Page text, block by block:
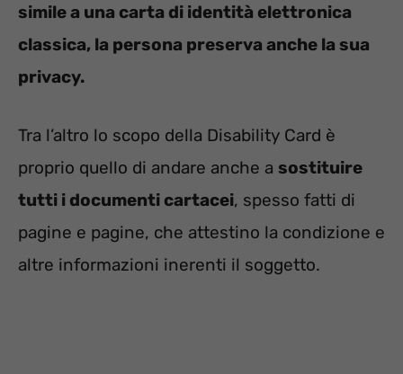
simile a una carta di identità elettronica
classica, la persona preserva anche la sua
privacy.
Tra l’altro lo scopo della Disability Card è
proprio quello di andare anche a sostituire
tutti i documenti cartacei, spesso fatti di
pagine e pagine, che attestino la condizione e
altre informazioni inerenti il soggetto.